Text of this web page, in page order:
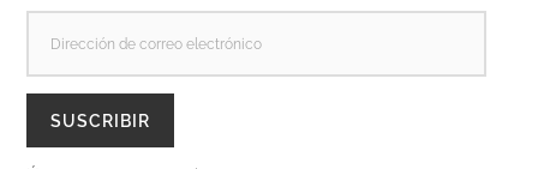
CORREO
SUSCRIBIR